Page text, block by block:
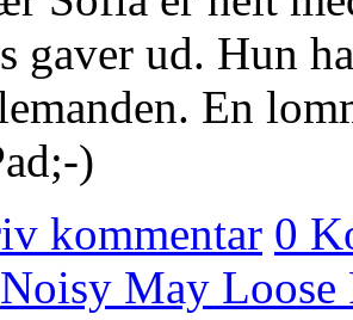
gaver ud. Hun
En
)
kommentar 0
Noisy May Loose